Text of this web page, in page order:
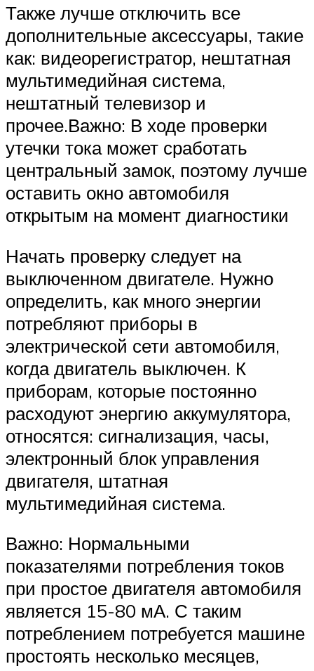
Также лучше отключить все
дополнительные аксессуары, такие
как: видеорегистратор, нештатная
мультимедийная система,
нештатный телевизор и
прочее.Важно: В ходе проверки
утечки тока может сработать
центральный замок, поэтому лучше
оставить окно автомобиля
открытым на момент диагностики
Начать проверку следует на
выключенном двигателе. Нужно
определить, как много энергии
потребляют приборы в
электрической сети автомобиля,
когда двигатель выключен. К
приборам, которые постоянно
расходуют энергию аккумулятора,
относятся: сигнализация, часы,
электронный блок управления
двигателя, штатная
мультимедийная система.
Важно: Нормальными
показателями потребления токов
при простое двигателя автомобиля
является 15-80 мА. С таким
потреблением потребуется машине
простоять несколько месяцев,